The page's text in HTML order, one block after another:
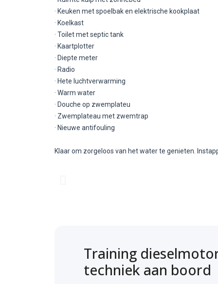
· Keuken met spoelbak en elektrische kookplaat
· Koelkast
· Toilet met septic tank
· Kaartplotter
· Diepte meter
· Radio
· Hete luchtverwarming
· Warm water
· Douche op zwemplateu
· Zwemplateau met zwemtrap
· Nieuwe antifouling
Klaar om zorgeloos van het water te genieten.
Training
techniek aan boord